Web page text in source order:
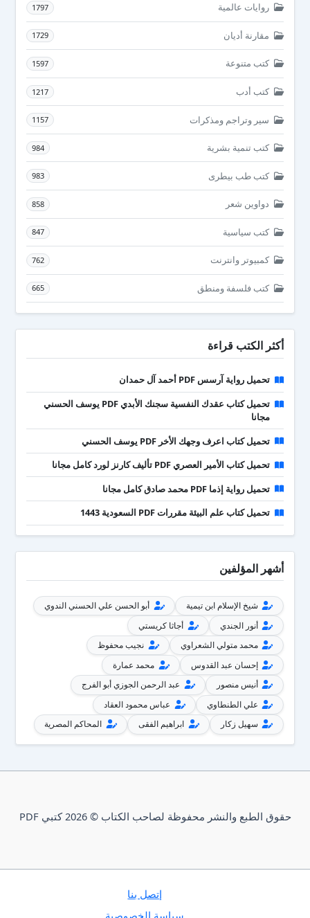
روايات عالمية 1797
مقارنة أديان 1729
كتب متنوعة 1597
كتب أدب 1217
سير وتراجم ومذكرات 1157
كتب تنمية بشرية 984
كتب طب بيطرى 983
دواوين شعر 858
كتب سياسية 847
كمبيوتر وانترنت 762
كتب فلسفة ومنطق 665
أكثر الكتب قراءة
تحميل رواية آرسس PDF أحمد آل حمدان
تحميل كتاب عقدك النفسية سجنك الأبدي PDF يوسف الحسني
مجانا
تحميل كتاب اعرف وجهك الأخر PDF يوسف الحسني
تحميل كتاب الأمير العصري PDF تأليف كارنز لورد كامل مجانا
تحميل رواية إذما PDF محمد صادق كامل مجانا
تحميل كتاب علم البيئة مقررات PDF السعودية 1443
أشهر المؤلفين
شيخ الإسلام ابن تيمية
أبو الحسن علي الحسني الندوي
أنور الجندي
أجاثا كريستي
محمد متولي الشعراوي
نجيب محفوظ
إحسان عبد القدوس
محمد عمارة
أنيس منصور
عبد الرحمن الجوزي أبو الفرج
علي الطنطاوي
عباس محمود العقاد
سهيل زكار
ابراهيم الفقى المحاكم المصرية
حقوق الطبع والنشر محفوظة لصاحب الكتاب © 2026 كتبي PDF
إتصل بنا
سياسة الخصوصية